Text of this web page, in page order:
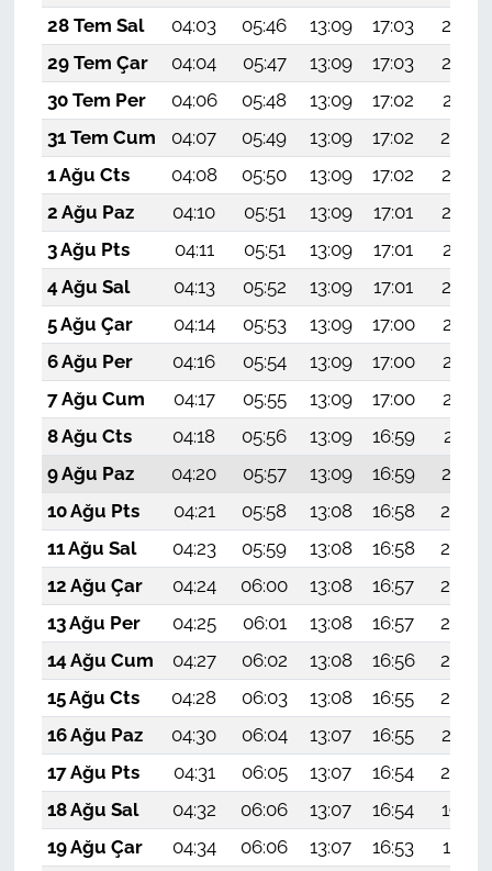
28 Tem Sal
04:03 05:46 13:09 17:03
20:23
29 Tem Çar
04:04 05:47 13:09 17:03
20:22
30 Tem Per
04:06 05:48 13:09 17:02
20:21
31 Tem Cum
04:07 05:49 13:09 17:02
20:20
1 Ağu Cts
04:08 05:50 13:09 17:02
20:19
2 Ağu Paz
04:10 05:51 13:09 17:01
20:18
3 Ağu Pts
04:11 05:51 13:09 17:01
20:17
4 Ağu Sal
04:13 05:52 13:09 17:01
20:16
5 Ağu Çar
04:14 05:53 13:09 17:00
20:15
6 Ağu Per
04:16 05:54 13:09 17:00
20:14
7 Ağu Cum
04:17 05:55 13:09 17:00
20:12
8 Ağu Cts
04:18 05:56 13:09 16:59
20:11
9 Ağu Paz
04:20 05:57 13:09 16:59
20:10
10 Ağu Pts
04:21 05:58 13:08 16:58
20:09
11 Ağu Sal
04:23 05:59 13:08 16:58
20:08
12 Ağu Çar
04:24 06:00 13:08 16:57
20:06
13 Ağu Per
04:25 06:01 13:08 16:57
20:05
14 Ağu Cum
04:27 06:02 13:08 16:56
20:04
15 Ağu Cts
04:28 06:03 13:08 16:55
20:02
16 Ağu Paz
04:30 06:04 13:07 16:55
20:01
17 Ağu Pts
04:31 06:05 13:07 16:54
20:00
18 Ağu Sal
04:32 06:06 13:07 16:54
19:58
19 Ağu Çar
04:34 06:06 13:07 16:53
19:57